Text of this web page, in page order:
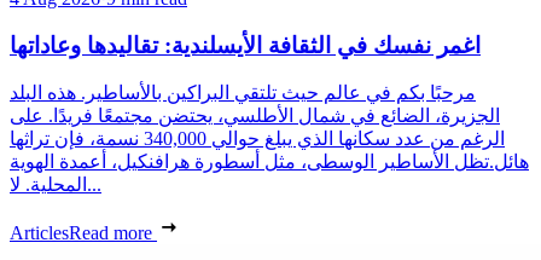
اغمر نفسك في الثقافة الأيسلندية: تقاليدها وعاداتها
مرحبًا بكم في عالم حيث تلتقي البراكين بالأساطير. هذه البلد
الجزيرة، الضائع في شمال الأطلسي، يحتضن مجتمعًا فريدًا. على
الرغم من عدد سكانها الذي يبلغ حوالي 340,000 نسمة، فإن تراثها
هائل.تظل الأساطير الوسطى، مثل أسطورة هرافنكيل، أعمدة الهوية
المحلية. لا...
ArticlesRead more